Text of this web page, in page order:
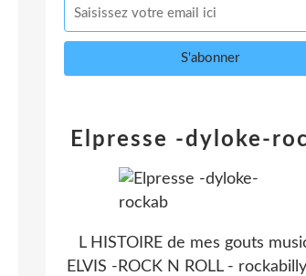
Elpresse -dyloke-
L HISTOIRE de mes gouts
ELVIS -ROCK N ROLL -